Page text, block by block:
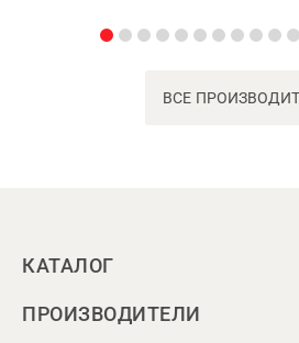
ВСЕ
КАТАЛОГ
ПРОИЗВОДИТЕЛИ